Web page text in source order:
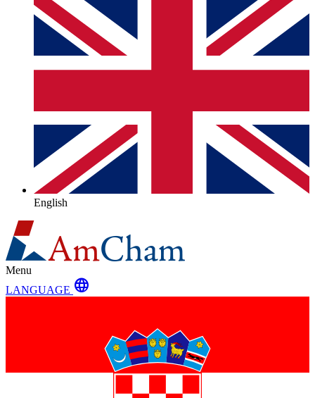
English
Menu
LANGUAGE language